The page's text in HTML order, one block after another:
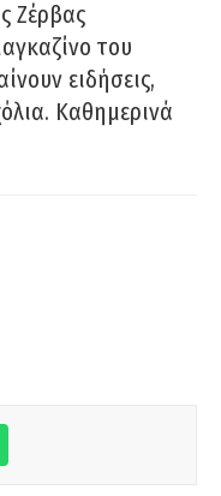
Ζέρβας
του
ειδήσεις,
Καθημερινά